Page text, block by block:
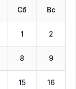
Сб Вс
1 2
8 9
15 16